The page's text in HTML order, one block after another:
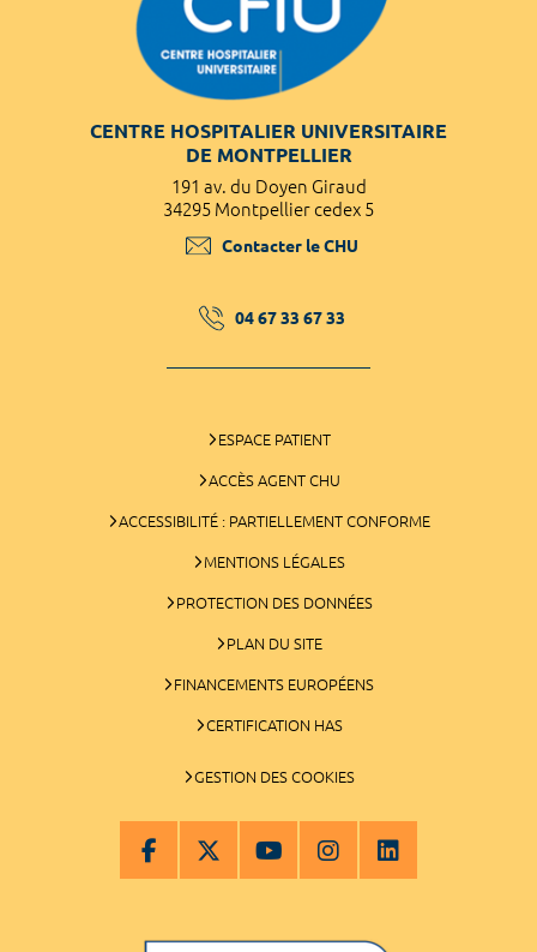
CENTRE HOSPITALIER UNIVERSITAIRE
DE MONTPELLIER
191 av. du Doyen Giraud
34295 Montpellier cedex 5
Contacter le CHU
04 67 33 67 33
ESPACE PATIENT
ACCÈS AGENT CHU
ACCESSIBILITÉ : PARTIELLEMENT CONFORME
MENTIONS LÉGALES
PROTECTION DES DONNÉES
PLAN DU SITE
FINANCEMENTS EUROPÉENS
CERTIFICATION HAS
GESTION DES COOKIES